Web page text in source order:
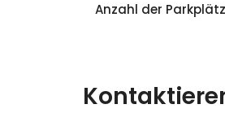
Anzahl der